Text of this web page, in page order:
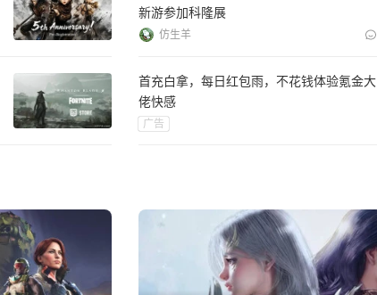
新游参加科隆展
仿生羊
首充白拿，每日红包雨，不花钱体验氪金大
佬快感
广告